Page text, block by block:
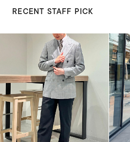
RECENT STAFF PICK